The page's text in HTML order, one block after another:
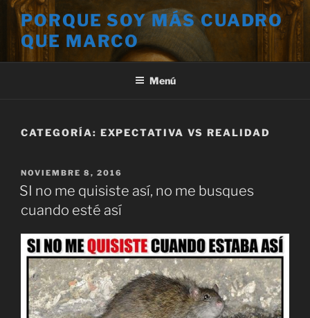
Saltar
contenido
PORQUE SOY MÁS CUADRO
QUE MARCO
Menú
CATEGORÍA: EXPECTATIVA VS REALIDAD
PUBLICADO
EL
NOVIEMBRE 8, 2016
SI no me quisiste así, no me busques
cuando esté así